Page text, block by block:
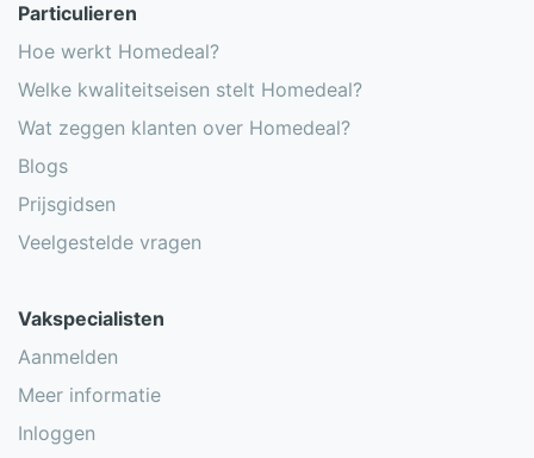
Particulieren
Hoe werkt Homedeal?
Welke kwaliteitseisen stelt Homedeal?
Wat zeggen klanten over Homedeal?
Blogs
Prijsgidsen
Veelgestelde vragen
Vakspecialisten
Aanmelden
Meer informatie
Inloggen